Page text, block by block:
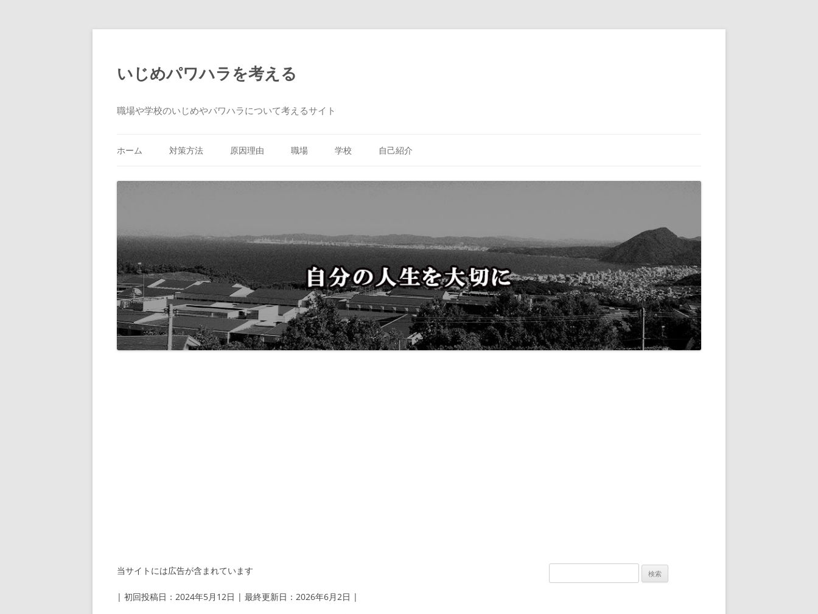
いじめパワハラを考える
職場や学校のいじめやパワハラについて考えるサイト
ン
テ
へ
ホーム 対策方法 原因理由 職場 学校 自己紹介
当サイトには広告が含まれています
| 初回投稿日：2024年5月12日 | 最終更新日：2026年6月2日 |
索: